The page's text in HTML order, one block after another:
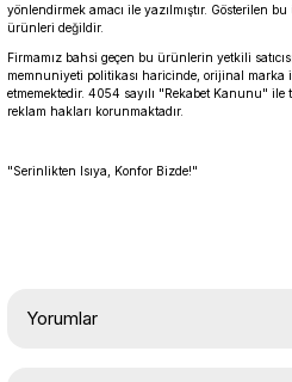
yönlendirmek amacı ile yazılmıştır. Gösterilen
ürünleri değildir.
Firmamız bahsi geçen bu ürünlerin yetkili
memnuniyeti politikası haricinde, orijinal
etmemektedir. 4054 sayılı "Rekabet Kanunu"
reklam hakları korunmaktadır.
"Serinlikten Isıya, Konfor Bizde!"
Yorumlar